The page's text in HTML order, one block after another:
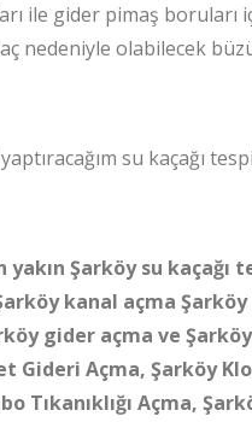
ile gider pimaş boruları
nedeniyle olabilecek
su kaçağı
yakın Şarköy su kaçağı
kanal açma Şarköy
gider açma ve
Gideri Açma, Şarköy
Açma,